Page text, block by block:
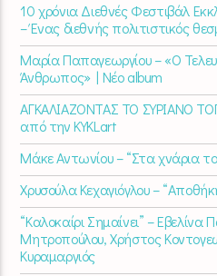
10 χρόνια Διεθνές Φεστιβάλ
– Ένας διεθνής πολιτιστικός
Μαρία Παπαγεωργίου – «Ο
Άνθρωπος» | Νέο album
ΑΓΚΑΛΙΑΖΟΝΤΑΣ ΤΟ ΣΥΡΙΑΝΟ
από την KYKLart
Μάκε Αντωνίου – “Στα χνάρια
Χρυσούλα Κεχαγιόγλου –
“Καλοκαίρι Σημαίνει” – Εβελίνα
Μητροπούλου, Χρήστος
Κυραμαργιός